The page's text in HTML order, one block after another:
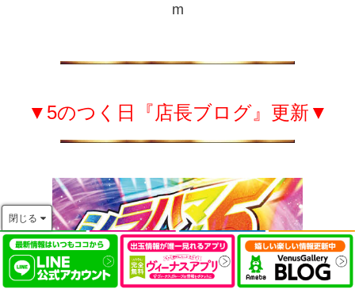
m
▼5のつく日『店長ブログ』更新▼
閉じる